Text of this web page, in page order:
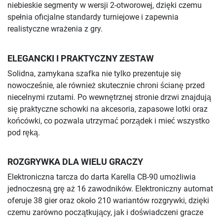
niebieskie segmenty w wersji 2-otworowej, dzięki czemu
spełnia oficjalne standardy turniejowe i zapewnia
realistyczne wrażenia z gry.
ELEGANCKI I PRAKTYCZNY ZESTAW
Solidna, zamykana szafka nie tylko prezentuje się
nowocześnie, ale również skutecznie chroni ścianę przed
niecelnymi rzutami. Po wewnętrznej stronie drzwi znajdują
się praktyczne schowki na akcesoria, zapasowe lotki oraz
końcówki, co pozwala utrzymać porządek i mieć wszystko
pod ręką.
ROZGRYWKA DLA WIELU GRACZY
Elektroniczna tarcza do darta Karella CB-90 umożliwia
jednoczesną grę aż 16 zawodników. Elektroniczny automat
oferuje 38 gier oraz około 210 wariantów rozgrywki, dzięki
czemu zarówno początkujący, jak i doświadczeni gracze